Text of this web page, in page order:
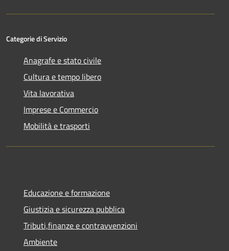
Categorie di Servizio
Anagrafe e stato civile
Cultura e tempo libero
Vita lavorativa
Imprese e Commercio
Mobilità e trasporti
Educazione e formazione
Giustizia e sicurezza pubblica
Tributi,finanze e contravvenzioni
Ambiente